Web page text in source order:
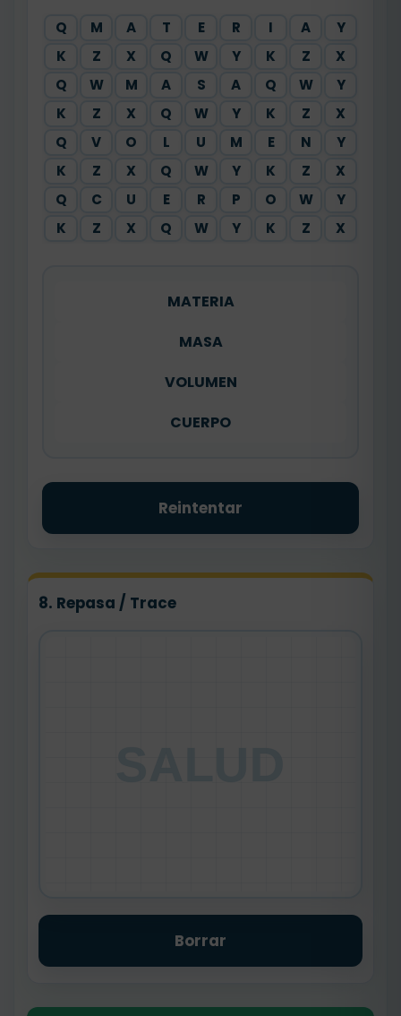
Q M A T E R I A
Y
K
Z X Q W Y K Z
X
Q
W M A S A Q W
Y
K
Z X Q W Y K Z
X
Q
V O L U M E N
Y
K
Z X Q W Y K Z
X
Q
C U E R P O W
Y
K
Z X Q W Y K Z X
MATERIA
MASA
VOLUMEN
CUERPO
Reintentar
8. Repasa / Trace
Borrar